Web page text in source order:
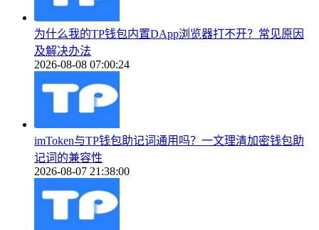
为什么我的TP钱包内置DApp浏览器打不开？常见原因
及解决办法
2026-08-08 07:00:24
imToken与TP钱包助记词通用吗？一文理清加密钱包助
记词的兼容性
2026-08-07 21:38:00